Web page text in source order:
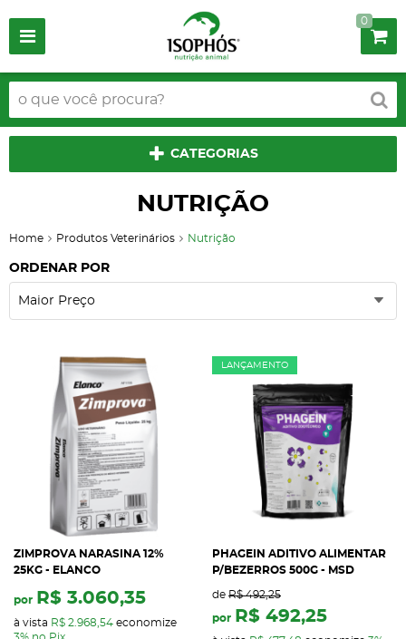
0
CATEGORIAS
NUTRIÇÃO
Home Produtos Veterinários Nutrição
ORDENAR POR
Maior Preço
ZIMPROVA NARASINA 12%
25KG - ELANCO
por R$ 3.060,35
à vista R$ 2.968,54 economize
LANÇAMENTO
PHAGEIN ADITIVO ALIMENTAR
P/BEZERROS 500G - MSD
de R$ 492,25
por R$ 492,25